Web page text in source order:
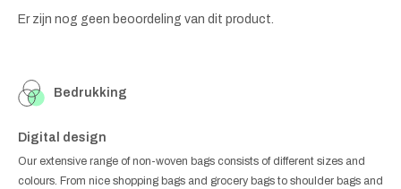
Er zijn nog geen beoordeling van dit product.
Bedrukking
Digital design
Our extensive range of non-woven bags consists of different sizes and
colours. From nice shopping bags and grocery bags to shoulder bags and